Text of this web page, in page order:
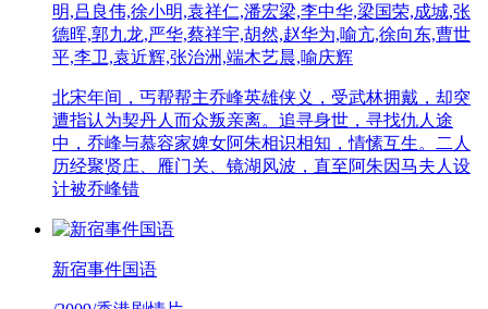
明,吕良伟,徐小明,袁祥仁,潘宏梁,李中华,梁国荣,成城,张
德晖,郭九龙,严华,蔡祥宇,胡然,赵华为,喻亢,徐向东,曹世
平,李卫,袁近辉,张治洲,端木艺晨,喻庆辉
北宋年间，丐帮帮主乔峰英雄侠义，受武林拥戴，却突
遭指认为契丹人而众叛亲离。追寻身世，寻找仇人途
中，乔峰与慕容家婢女阿朱相识相知，情愫互生。二人
历经聚贤庄、雁门关、镜湖风波，直至阿朱因马夫人设
计被乔峰错
新宿事件国语